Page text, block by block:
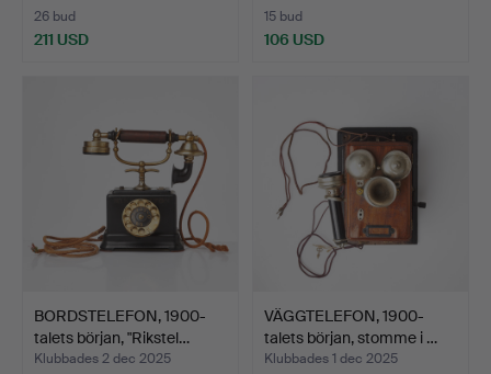
26 bud
211 USD
15 bud
106 USD
BORDSTELEFON, 1900-
talets början, "Rikstel…
Klubbades 2 dec 2025
VÄGGTELEFON, 1900-
talets början, stomme i …
Klubbades 1 dec 2025